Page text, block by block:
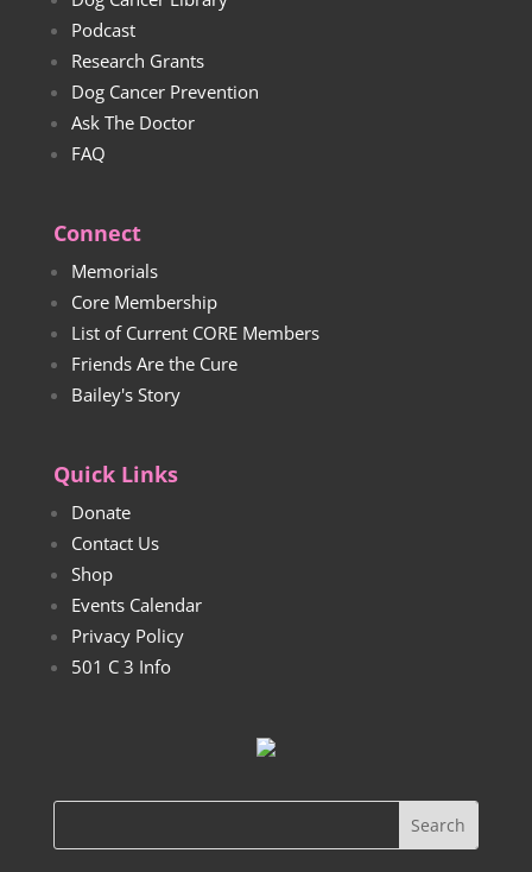
Podcast
Research Grants
Dog Cancer Prevention
Ask The Doctor
FAQ
Connect
Memorials
Core Membership
List of Current CORE Members
Friends Are the Cure
Bailey's Story
Quick Links
Donate
Contact Us
Shop
Events Calendar
Privacy Policy
501 C 3 Info